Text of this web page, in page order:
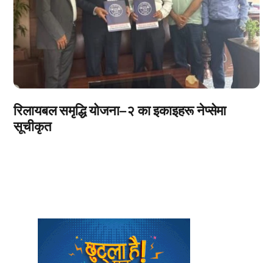
रिलायबल समृद्धि योजना–२ का इकाइहरू नेप्सेमा
सूचीकृत